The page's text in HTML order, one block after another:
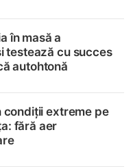
în masă a
testează cu succes
autohtonă
condiții extreme pe
fără aer